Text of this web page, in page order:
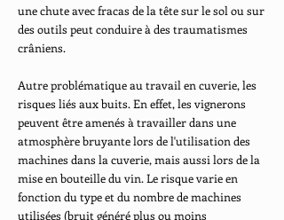
une chute avec fracas de la tête sur le sol ou sur
des outils peut conduire à des traumatismes
crâniens.
Autre problématique au travail en cuverie, les
risques liés aux buits. En effet, les vignerons
peuvent être amenés à travailler dans une
atmosphère bruyante lors de l'utilisation des
machines dans la cuverie, mais aussi lors de la
mise en bouteille du vin. Le risque varie en
fonction du type et du nombre de machines
utilisées (bruit généré plus ou moins